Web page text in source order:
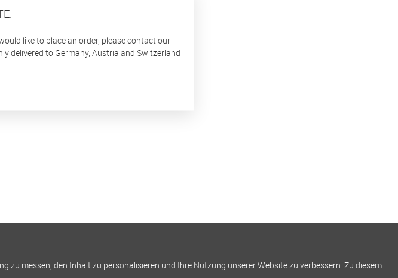
like to place an order, please contact our
delivered to Germany, Austria and Switzerland
zu messen, den Inhalt zu personalisieren und Ihre Nutzung unserer Website zu verbessern. Zu diesem